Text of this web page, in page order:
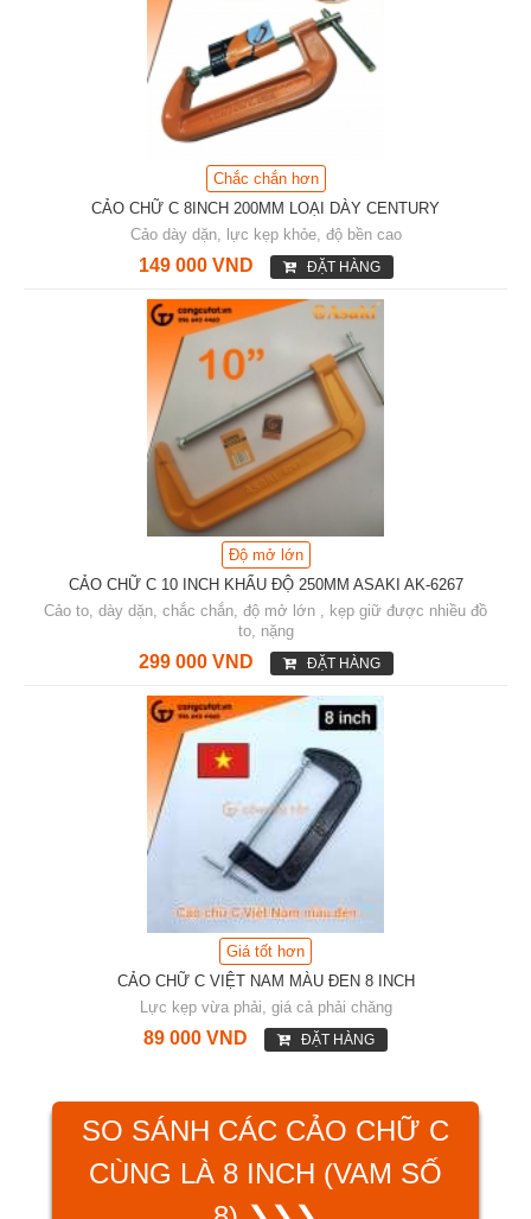
Chắc chắn hơn
CẢO CHỮ C 8INCH 200MM LOẠI DÀY CENTURY
Cảo dày dặn, lực kẹp khỏe, độ bền cao
149 000 VND ĐẶT HÀNG
Độ mở lớn
CẢO CHỮ C 10 INCH KHẨU ĐỘ 250MM ASAKI AK-6267
Cảo to, dày dặn, chắc chắn, độ mở lớn , kẹp giữ được nhiều đồ
to, nặng
299 000 VND ĐẶT HÀNG
Giá tốt hơn
CẢO CHỮ C VIỆT NAM MÀU ĐEN 8 INCH
Lực kẹp vừa phải, giá cả phải chăng
89 000 VND ĐẶT HÀNG
SO SÁNH CÁC CẢO CHỮ C
CÙNG LÀ 8 INCH (VAM SỐ